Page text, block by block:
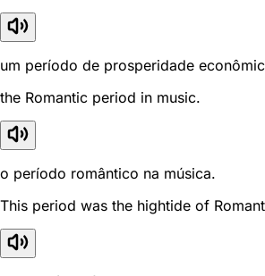
um período de prosperidade
the Romantic period in music.
o período romântico na música.
This period was the hightide of